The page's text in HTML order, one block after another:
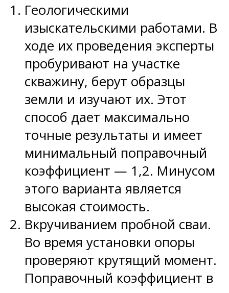
Геологическими
изыскательскими работами. В
ходе их проведения эксперты
пробуривают на участке
скважину, берут образцы
земли и изучают их. Этот
способ дает максимально
точные результаты и имеет
минимальный поправочный
коэффициент — 1,2. Минусом
этого варианта является
высокая стоимость.
Вкручиванием пробной сваи.
Во время установки опоры
проверяют крутящий момент.
Поправочный коэффициент в